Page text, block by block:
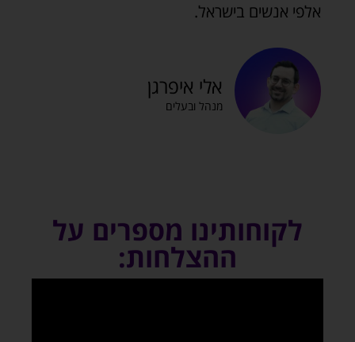
אלפי אנשים בישראל.
אלי איפרגן
מנהל ובעלים
לקוחותינו מספרים על
ההצלחות: